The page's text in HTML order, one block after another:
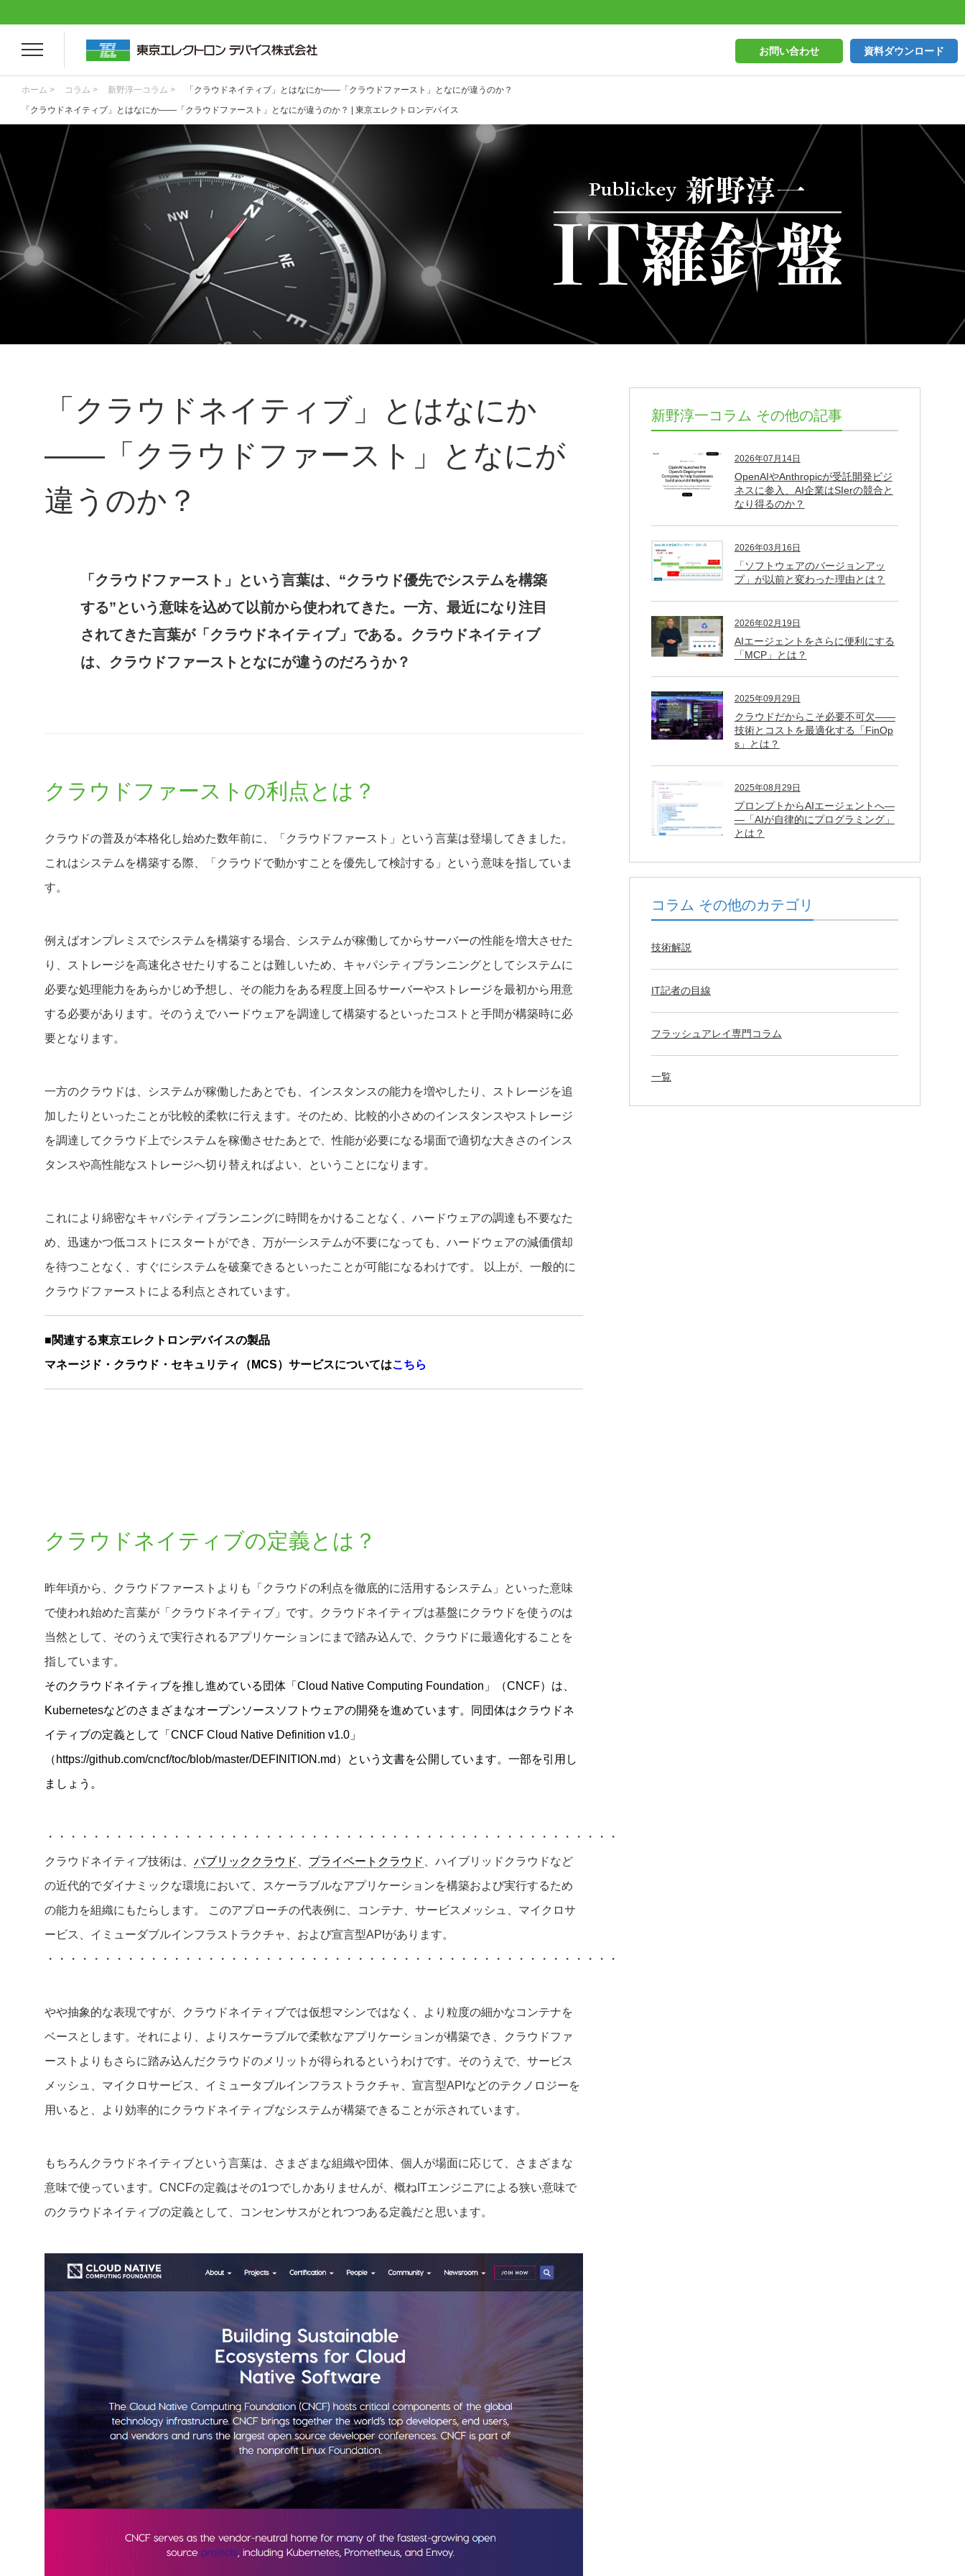
お問い合わせ 資料ダウンロード
ホーム > コラム > 新野淳一コラム >
「クラウドネイティブ」とはなにか――「クラウドファースト」となにが違うのか？
「クラウドネイティブ」とはなにか――「クラウドファースト」となにが違うのか？ | 東京エレクトロンデバイス
「クラウドネイティブ」とはなにか
――「クラウドファースト」となにが
違うのか？
「クラウドファースト」という言葉は、“クラウド優先でシステムを構築
する”という意味を込めて以前から使われてきた。一方、最近になり注目
されてきた言葉が「クラウドネイティブ」である。クラウドネイティブ
は、クラウドファーストとなにが違うのだろうか？
クラウドファーストの利点とは？
クラウドの普及が本格化し始めた数年前に、「クラウドファースト」という言葉は登場してきました。
これはシステムを構築する際、「クラウドで動かすことを優先して検討する」という意味を指していま
す。
例えばオンプレミスでシステムを構築する場合、システムが稼働してからサーバーの性能を増大させた
り、ストレージを高速化させたりすることは難しいため、キャパシティプランニングとしてシステムに
必要な処理能力をあらかじめ予想し、その能力をある程度上回るサーバーやストレージを最初から用意
する必要があります。そのうえでハードウェアを調達して構築するといったコストと手間が構築時に必
要となります。
一方のクラウドは、システムが稼働したあとでも、インスタンスの能力を増やしたり、ストレージを追
加したりといったことが比較的柔軟に行えます。そのため、比較的小さめのインスタンスやストレージ
を調達してクラウド上でシステムを稼働させたあとで、性能が必要になる場面で適切な大きさのインス
タンスや高性能なストレージへ切り替えればよい、ということになります。
これにより綿密なキャパシティプランニングに時間をかけることなく、ハードウェアの調達も不要なた
め、迅速かつ低コストにスタートができ、万が一システムが不要になっても、ハードウェアの減価償却
を待つことなく、すぐにシステムを破棄できるといったことが可能になるわけです。 以上が、一般的に
クラウドファーストによる利点とされています。
■関連する東京エレクトロンデバイスの製品
マネージド・クラウド・セキュリティ（MCS）サービスについてはこちら
クラウドネイティブの定義とは？
昨年頃から、クラウドファーストよりも「クラウドの利点を徹底的に活用するシステム」といった意味
で使われ始めた言葉が「クラウドネイティブ」です。クラウドネイティブは基盤にクラウドを使うのは
当然として、そのうえで実行されるアプリケーションにまで踏み込んで、クラウドに最適化することを
指しています。
そのクラウドネイティブを推し進めている団体「Cloud Native Computing Foundation」（CNCF）は、
Kubernetesなどのさまざまなオープンソースソフトウェアの開発を進めています。同団体はクラウドネ
イティブの定義として「CNCF Cloud Native Definition v1.0」
（https://github.com/cncf/toc/blob/master/DEFINITION.md）という文書を公開しています。一部を引用し
ましょう。
・・・・・・・・・・・・・・・・・・・・・・・・・・・・・・・・・・・・・・・・・・・・・・・・・・
クラウドネイティブ技術は、 パブリッククラウド プライベートクラウド
、ハイブリッドクラウドなど
の近代的でダイナミックな環境において、スケーラブルなアプリケーションを構築および実行するため
の能力を組織にもたらします。 このアプローチの代表例に、コンテナ、サービスメッシュ、マイクロサ
ービス、イミューダブルインフラストラクチャ、および宣言型APIがあります。
・・・・・・・・・・・・・・・・・・・・・・・・・・・・・・・・・・・・・・・・・・・・・・・・・・
やや抽象的な表現ですが、クラウドネイティブでは仮想マシンではなく、より粒度の細かなコンテナを
ベースとします。それにより、よりスケーラブルで柔軟なアプリケーションが構築でき、クラウドファ
ーストよりもさらに踏み込んだクラウドのメリットが得られるというわけです。そのうえで、サービス
メッシュ、マイクロサービス、イミュータブルインフラストラクチャ、宣言型APIなどのテクノロジーを
用いると、より効率的にクラウドネイティブなシステムが構築できることが示されています。
もちろんクラウドネイティブという言葉は、さまざまな組織や団体、個人が場面に応じて、さまざまな
意味で使っています。CNCFの定義はその1つでしかありませんが、概ねITエンジニアによる狭い意味で
のクラウドネイティブの定義として、コンセンサスがとれつつある定義だと思います。
新野淳一コラム その他の記事
2026年07月14日
OpenAIやAnthropicが受託開発ビジ
ネスに参入、AI企業はSIerの競合と
なり得るのか？
2026年03月16日
「ソフトウェアのバージョンアッ
プ」が以前と変わった理由とは？
2026年02月19日
AIエージェントをさらに便利にする
「MCP」とは？
2025年09月29日
クラウドだからこそ必要不可欠――
技術とコストを最適化する「FinOp
s」とは？
2025年08月29日
プロンプトからAIエージェントへ―
―「AIが自律的にプログラミング」
とは？
コラム その他のカテゴリ
技術解説
IT記者の目線
フラッシュアレイ専門コラム
一覧